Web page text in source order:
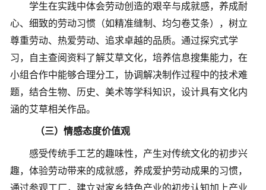
学生在实践中体会劳动创造的艰辛与成就感，养成耐
心、细致的劳动习惯（如精准缝制、均匀卷艾条），树立
尊重劳动、热爱劳动、追求卓越的品质。 通过探究式学
习，自主查阅资料了解艾草文化，培养信息搜集能力， 在
小组合作中能够合理分工，协调解决制作过程中的技术难
题， 结合生物、历史、美术等学科知识，设计具有文化内
涵的艾草相关作品。
（三）情感态度价值观
感受传统手工艺的趣味性，产生对传统文化的初步兴
趣， 体验劳动带来的成就感，养成爱护劳动成果的习惯，
通过参观工厂，建立对家乡特色产业的初步认知加上产业